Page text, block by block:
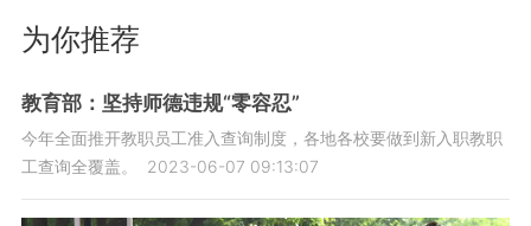
为你推荐
教育部：坚持师德违规“零容忍”
今年全面推开教职员工准入查询制度，各地各校要做到新入职教职
工查询全覆盖。
2023-06-07 09:13:07